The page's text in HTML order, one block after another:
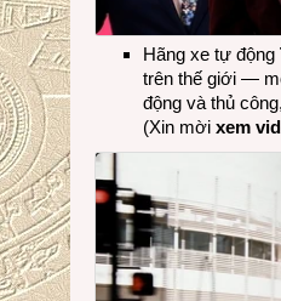
Hãng xe tự động
trên thế giới —
động và thủ
(Xin mời xem